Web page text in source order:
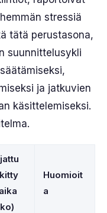
stressiä
tätä perustasona,
suunnittelusykli
ja jatkuvien
käsittelemiseksi.
Huomioit
a